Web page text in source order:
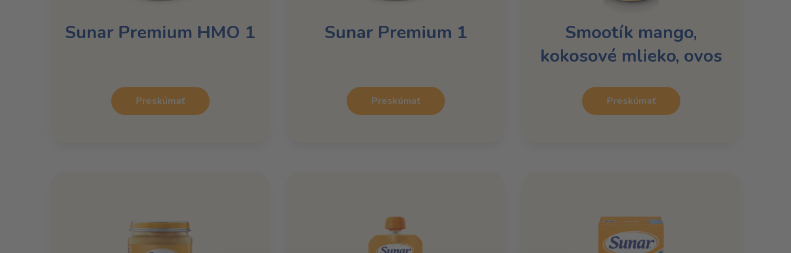
Sunar Premium HMO 1
Preskúmať
Sunar Premium 1
Preskúmať
Smootík mango,
kokosové mlieko, ovos
Preskúmať